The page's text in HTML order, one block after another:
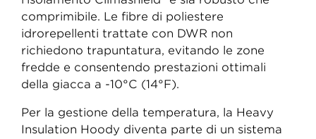
comprimibile. Le fibre di poliestere
idrorepellenti trattate con DWR non
richiedono trapuntatura, evitando le zone
fredde e consentendo prestazioni ottimali
della giacca a -10°C (14°F).
Per la gestione della temperatura, la Heavy
Insulation Hoody diventa parte di un sistema